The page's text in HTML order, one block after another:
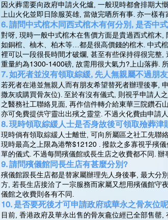
因火葬需要向政府申請火化爐, 一般現時都會排期大
上山火化並即日除服英雄, 當做完哂所有事. 亦一樣
6. 請問中式棺木同西式棺木有何分別, 是否中
對呀, 現時一般中式棺木在售價方面是貴過西式棺木
如銅棺、柚木、柏木等…都是很高價錢的棺木. 中式
裡可以一段很長時間才破爛, 甚至有些保持得很完整
重量約為1300-1400磅, 故需用很大氣力?上山落葬.
7. 如死者並沒有領取綜緩, 先人無親屬不過朋
若死者在港並無親人而有朋友希望替死者辦理後事,
撒灰或購買骨灰位). 至於有沒有儀式, 則視乎申請人
之醫務社工聯絡見面, 再作信件轉介給東華三院鑽石
亦可免費提供守靈出出殯之靈堂. 不過火化費由申請
8. 現時領取綜緩人士是否身故後可領取殮葬
現時倘有領取綜緩人士離世, 可向所屬區之社工先聯
現時最高之上限為港幣$12120 . 撥款之多寡視乎殯
單的儀式. 不過每間殯儀館或長生店之收費都不同.
9. 請問殯儀館同長生店有甚麼分別?
殯儀館跟長生店都是替家屬辦理先人身後事, 最大分
方, 若長生店接洽了一宗服務而家屬又想用殯儀館守
儀館之收費則各有不同.
10. 是否要死後才可申請政府或華永之骨灰位
目前, 香港政府及華永出售的骨灰龕位經已全部售罄